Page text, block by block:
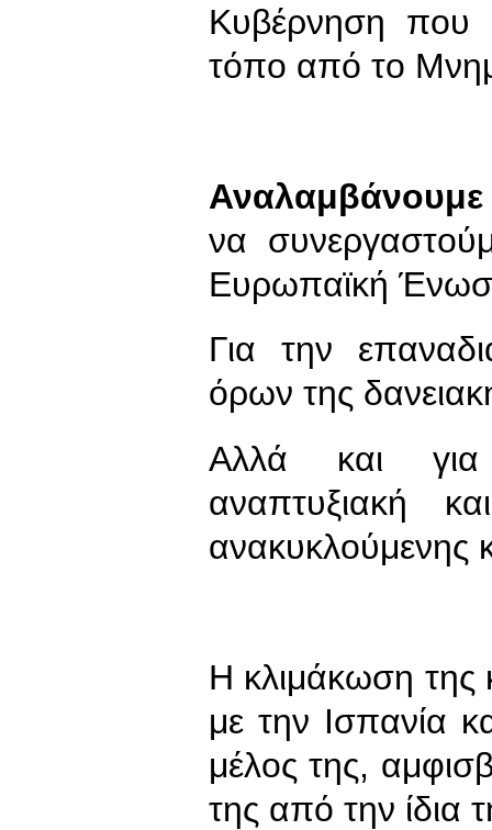
Κυβέρνηση που
τόπο από το
να
Ευρωπαϊκή
Για την
όρων της
Αλλά και για
αναπτυξιακή
ανακυκλούμενης
Η κλιμάκωση
με την Ισπανία
μέλος της,
της από την ίδια